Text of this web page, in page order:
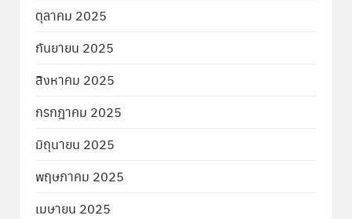
ตุลาคม 2025
กันยายน 2025
สิงหาคม 2025
กรกฎาคม 2025
มิถุนายน 2025
พฤษภาคม 2025
เมษายน 2025